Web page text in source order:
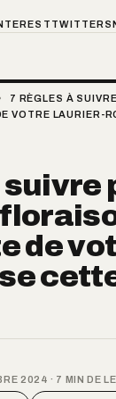
TWITTER
›
7 RÈGLES À
VOTRE LAURIER-
suivre
de
2024 · 7 MIN DE